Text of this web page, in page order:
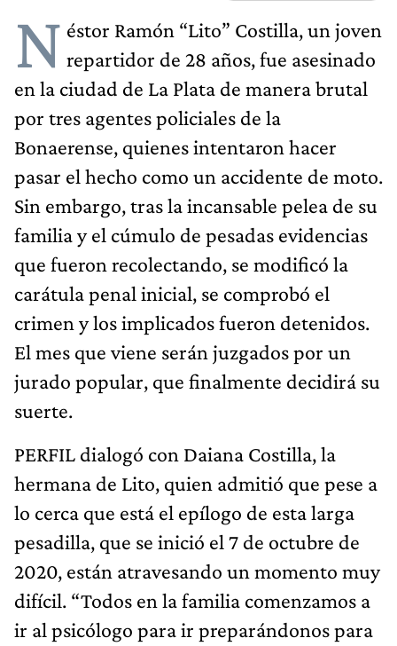
N éstor Ramón “Lito” Costilla, un joven
repartidor de 28 años, fue asesinado
en la ciudad de La Plata de manera brutal
por tres agentes policiales de la
Bonaerense, quienes intentaron hacer
pasar el hecho como un accidente de moto.
Sin embargo, tras la incansable pelea de su
familia y el cúmulo de pesadas evidencias
que fueron recolectando, se modificó la
carátula penal inicial, se comprobó el
crimen y los implicados fueron detenidos.
El mes que viene serán juzgados por un
jurado popular, que finalmente decidirá su
suerte.
PERFIL dialogó con Daiana Costilla, la
hermana de Lito, quien admitió que pese a
lo cerca que está el epílogo de esta larga
pesadilla, que se inició el 7 de octubre de
2020, están atravesando un momento muy
difícil. “Todos en la familia comenzamos a
ir al psicólogo para ir preparándonos para